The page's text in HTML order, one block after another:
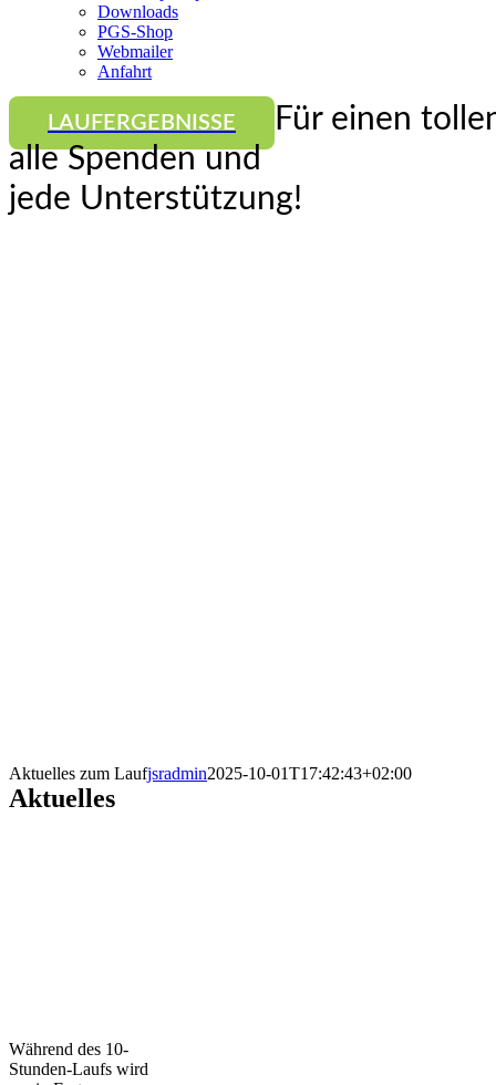
Downloads
PGS-Shop
Webmailer
Anfahrt
LAUFERGEBNISSE
Für einen
alle Spenden und
jede Unterstützung!
Aktuelles zum Laufjsradmin2025-10-01T17:42:43+02:00
Aktuelles
Während des 10-
Stunden-Laufs wird